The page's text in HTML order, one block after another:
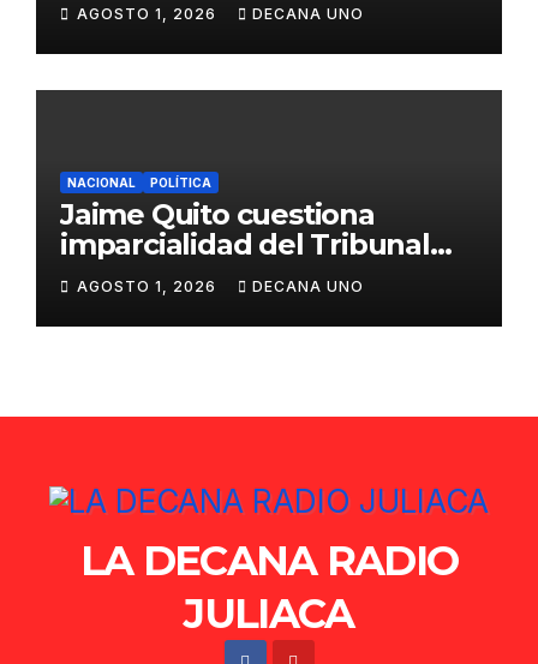
ciudadana
AGOSTO 1, 2026 DECANA UNO
NACIONAL POLÍTICA
Jaime Quito cuestiona
imparcialidad del Tribunal
Constitucional tras liberación
de Ollanta Humala
AGOSTO 1, 2026 DECANA UNO
LA DECANA RADIO
JULIACA